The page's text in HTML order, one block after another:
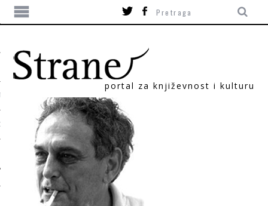
portal za književnost i kulturu